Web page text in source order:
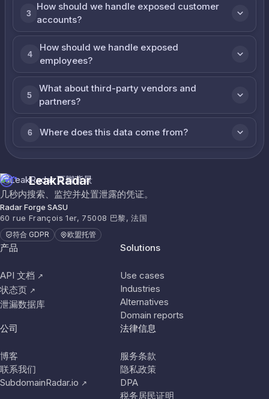
3
How should we handle exposed customer
accounts?
4
How should we handle exposed
employees?
5
What about third-party vendors and
partners?
6 Where does this data come from?
LeakRadar
几秒内搜索、监控并处置泄露的凭证。
Radar Forge SASU
60 rue François 1er, 75008 巴黎, 法国
符合 GDPR 欧盟托管
产品
API 文档 ↗
状态页 ↗
泄漏数据库
Solutions
Use cases
Industries
Alternatives
Domain reports
公司
博客
联系我们
SubdomainRadar.io ↗
法律信息
服务条款
隐私政策
DPA
税务居民证明